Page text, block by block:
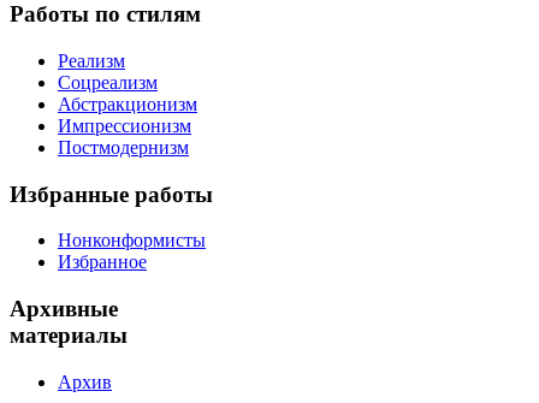
Работы по стилям
Реализм
Соцреализм
Абстракционизм
Импрессионизм
Постмодернизм
Избранные работы
Нонконформисты
Избранное
Архивные
материалы
Архив